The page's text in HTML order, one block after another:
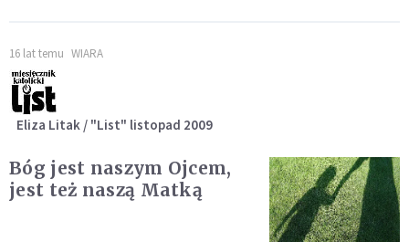
16 lat temu WIARA
Eliza Litak / "List" listopad 2009
Bóg jest naszym Ojcem,
jest też naszą Matką